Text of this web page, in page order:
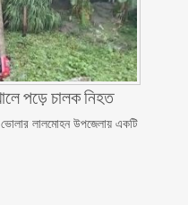
পড়ে চালক নিহত
লালমোহন উপজেলায় একটি